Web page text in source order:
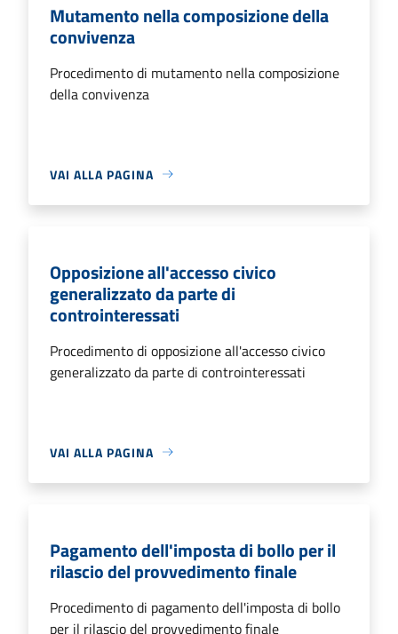
Mutamento nella composizione della
convivenza
Procedimento di mutamento nella composizione
della convivenza
VAI ALLA PAGINA
Opposizione all'accesso civico
generalizzato da parte di
controinteressati
Procedimento di opposizione all'accesso civico
generalizzato da parte di controinteressati
VAI ALLA PAGINA
Pagamento dell'imposta di bollo per il
rilascio del provvedimento finale
Procedimento di pagamento dell'imposta di bollo
per il rilascio del provvedimento finale